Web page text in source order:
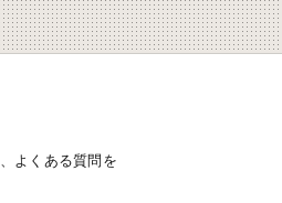
よくある質問を